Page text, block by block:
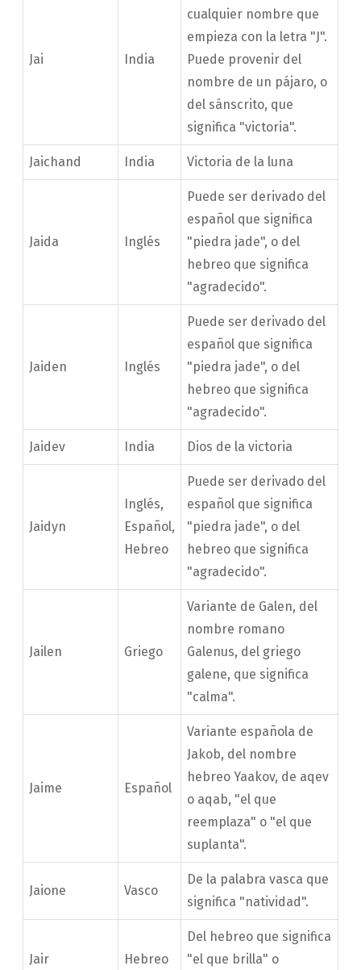
Jai India
cualquier nombre que
empieza con la letra "J".
Puede provenir del
nombre de un pájaro, o
del sánscrito, que
significa "victoria".
Jaichand India Victoria de la luna
Jaida Inglés
Puede ser derivado del
español que significa
"piedra jade", o del
hebreo que significa
"agradecido".
Jaiden Inglés
Puede ser derivado del
español que significa
"piedra jade", o del
hebreo que significa
"agradecido".
Jaidev India Dios de la victoria
Jaidyn
Inglés,
Español,
Hebreo
Puede ser derivado del
español que significa
"piedra jade", o del
hebreo que significa
"agradecido".
Jailen Griego
Variante de Galen, del
nombre romano
Galenus, del griego
galene, que significa
"calma".
Jaime Español
Variante española de
Jakob, del nombre
hebreo Yaakov, de aqev
o aqab, "el que
reemplaza" o "el que
suplanta".
Jaione Vasco
De la palabra vasca que
significa "natividad".
Jair Hebreo
Del hebreo que significa
"el que brilla" o